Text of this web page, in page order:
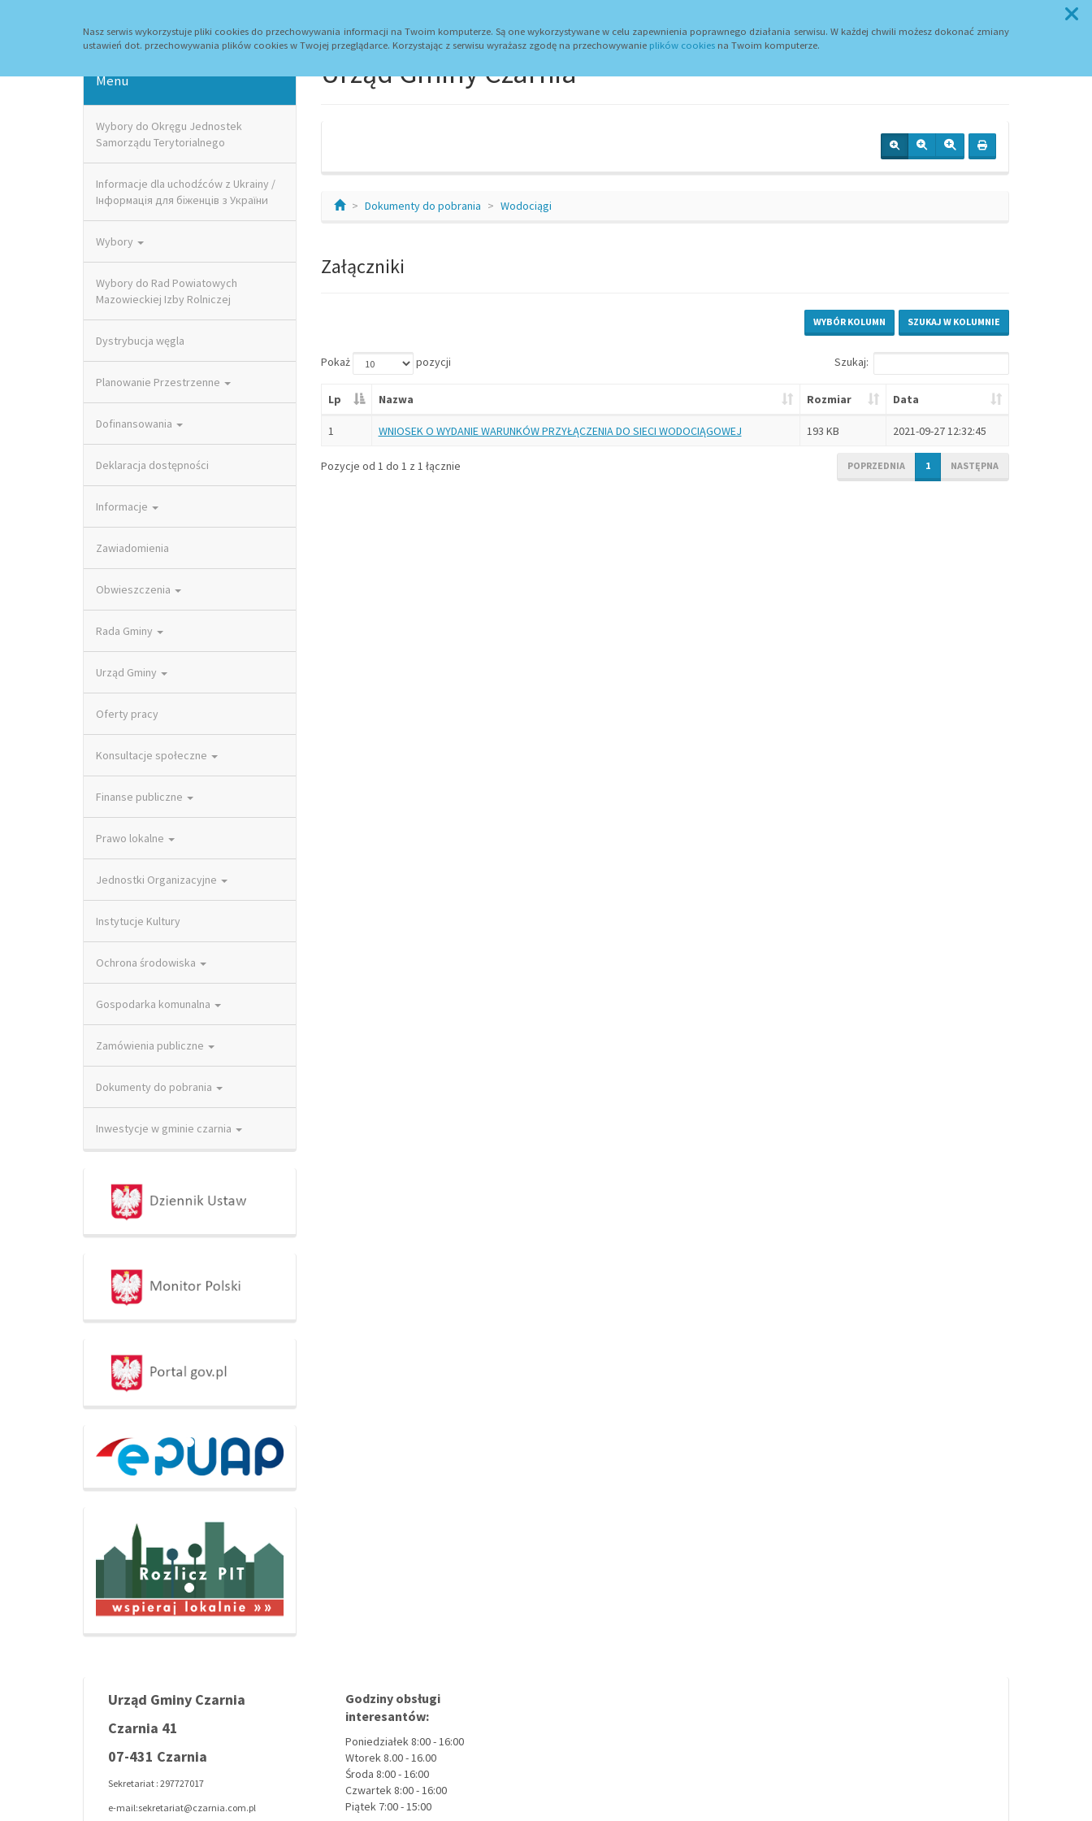
Nasz serwis wykorzystuje pliki cookies do przechowywania informacji na Twoim komputerze. Są one wykorzystywane w celu zapewnienia poprawnego działania serwisu. W każdej chwili możesz dokonać zmiany
ustawień dot. przechowywania plików cookies w Twojej przeglądarce. Korzystając z serwisu wyrażasz zgodę na przechowywanie plików cookies na Twoim komputerze.
Menu
Wybory do Okręgu Jednostek
Samorządu Terytorialnego
Informacje dla uchodźców z Ukrainy /
Інформація для біженців з України
Wybory
Wybory do Rad Powiatowych
Mazowieckiej Izby Rolniczej
Dystrybucja węgla
Planowanie Przestrzenne
Dofinansowania
Deklaracja dostępności
Informacje
Zawiadomienia
Obwieszczenia
Rada Gminy
Urząd Gminy
Oferty pracy
Konsultacje społeczne
Finanse publiczne
Prawo lokalne
Jednostki Organizacyjne
Instytucje Kultury
Ochrona środowiska
Gospodarka komunalna
Zamówienia publiczne
Dokumenty do pobrania
Inwestycje w gminie czarnia
Urząd Gminy Czarnia
Dokumenty do pobrania Wodociągi
Załączniki
SZUKAJ W KOLUMNIE
WYBÓR KOLUMN
Pokaż pozycji Szukaj:
Lp Nazwa Rozmiar Data
1 WNIOSEK O WYDANIE WARUNKÓW PRZYŁĄCZENIA DO SIECI WODOCIĄGOWEJ 193 KB 2021-09-27 12:32:45
Pozycje od 1 do 1 z 1 łącznie POPRZEDNIA 1 NASTĘPNA
Urząd Gminy Czarnia
Czarnia 41
07-431 Czarnia
Sekretariat : 297727017
e-mail:sekretariat@czarnia.com.pl
Godziny obsługi
interesantów:
Poniedziałek 8:00 - 16:00
Wtorek 8.00 - 16.00
Środa 8:00 - 16:00
Czwartek 8:00 - 16:00
Piątek 7:00 - 15:00